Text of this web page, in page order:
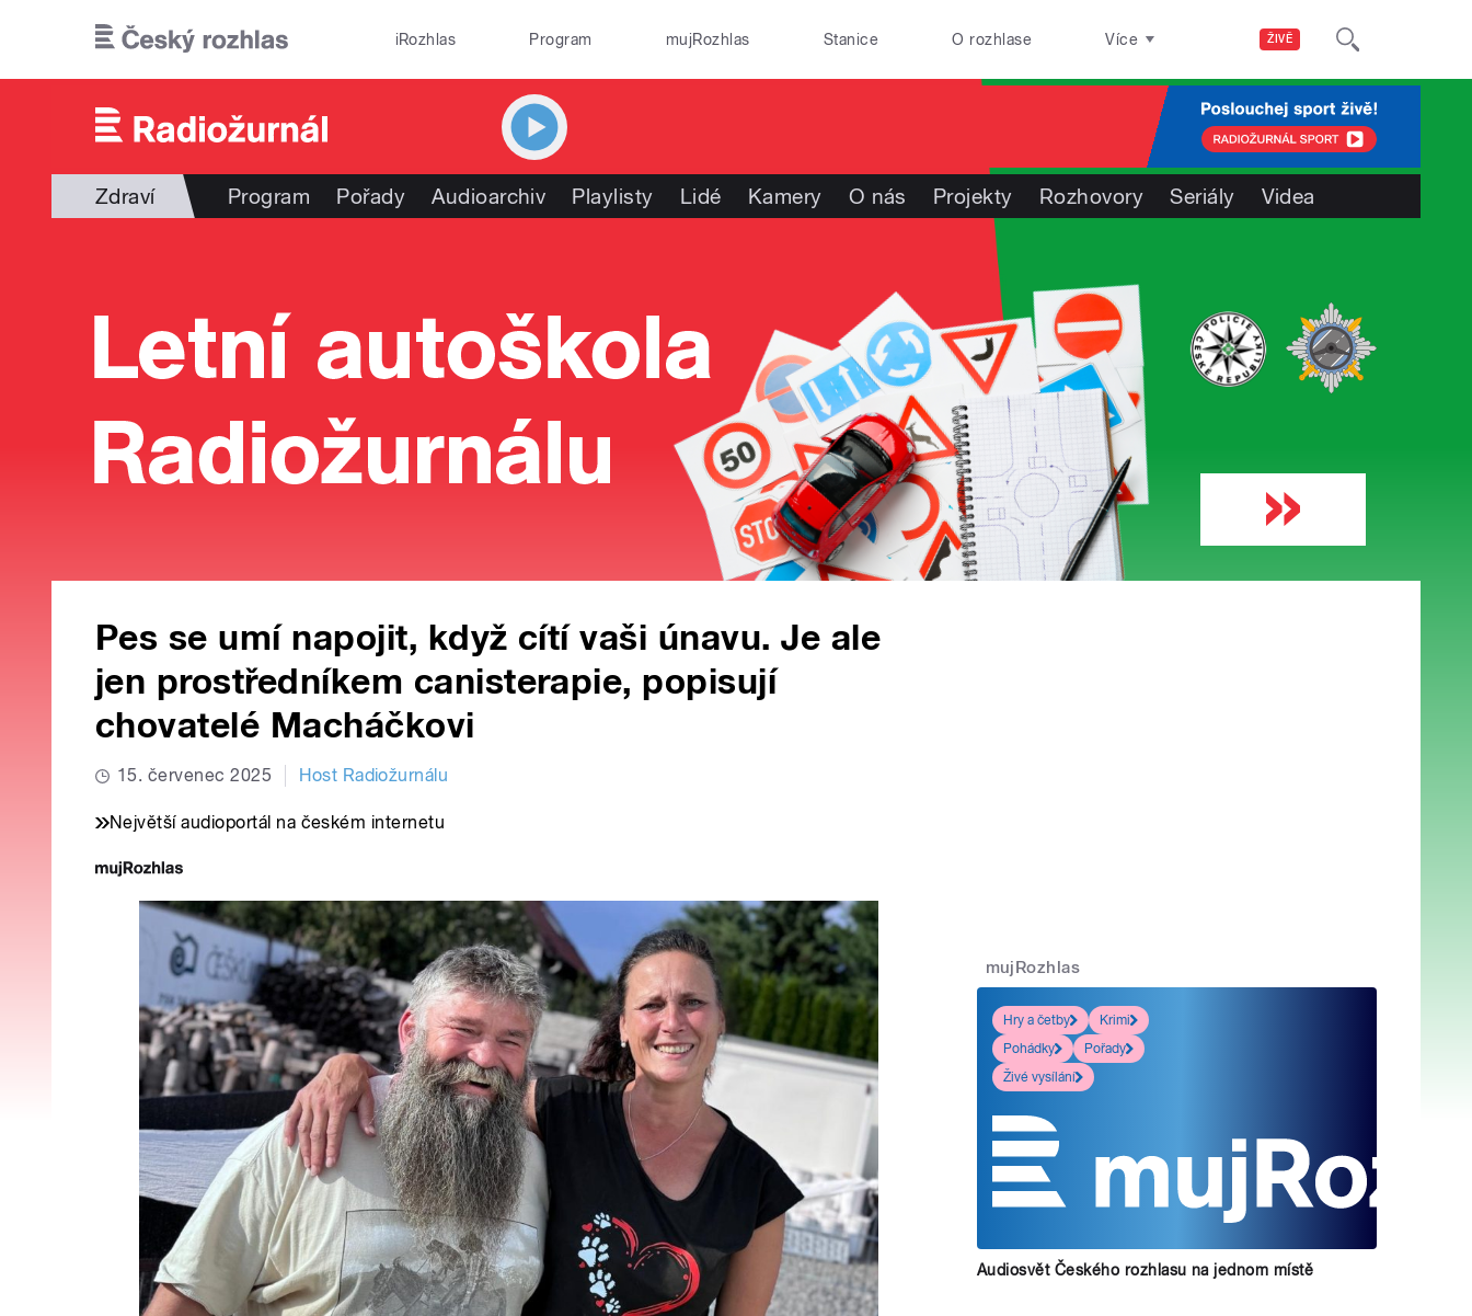
ŽIVĚ
iRozhlas Program mujRozhlas Stanice O rozhlase Více
Zdraví Program Pořady Audioarchiv Playlisty Lidé Kamery O nás Projekty Rozhovory Seriály Videa
Pes se umí napojit, když cítí vaši únavu. Je ale
jen prostředníkem canisterapie, popisují
chovatelé Macháčkovi
15. červenec 2025 Host Radiožurnálu
Největší audioportál na českém internetu
mujRozhlas
Hry a četby
Krimi
Pohádky
Pořady
Živé vysílání
Audiosvět Českého rozhlasu na jednom místě